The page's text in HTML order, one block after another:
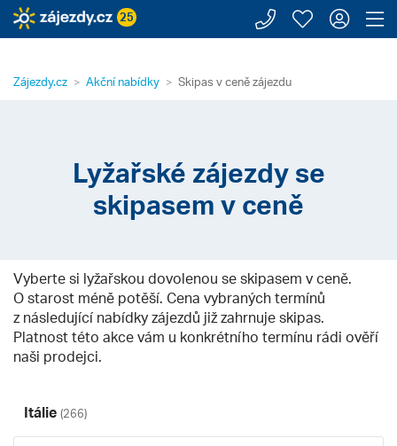
25 Zavolejte
Moje
Zájezdy.cz Akční nabídky Skipas v ceně zájezdu
Lyžařské zájezdy se
skipasem v ceně
Vyberte si lyžařskou dovolenou se skipasem v ceně.
O starost méně potěší. Cena vybraných termínů
z následující nabídky zájezdů již zahrnuje skipas.
Platnost této akce vám u konkrétního termínu rádi ověří
naši prodejci.
Itálie (266)